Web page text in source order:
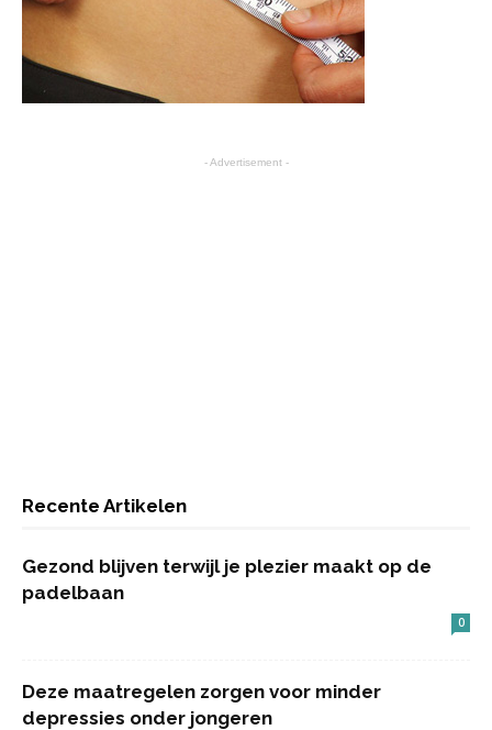
- Advertisement -
Recente Artikelen
Gezond blijven terwijl je plezier maakt op de
padelbaan
0
Deze maatregelen zorgen voor minder
depressies onder jongeren